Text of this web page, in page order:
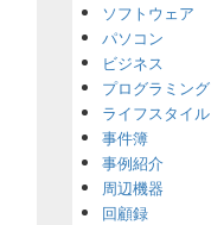
ソフトウェア
パソコン
ビジネス
プログラミング
ライフスタイル
事件簿
事例紹介
周辺機器
回顧録